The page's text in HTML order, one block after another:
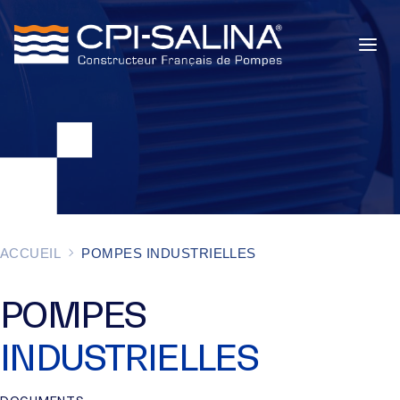
SERVICES
À PROPOS
ACCUEIL POMPES INDUSTRIELLES
POMPES
INDUSTRIELLES